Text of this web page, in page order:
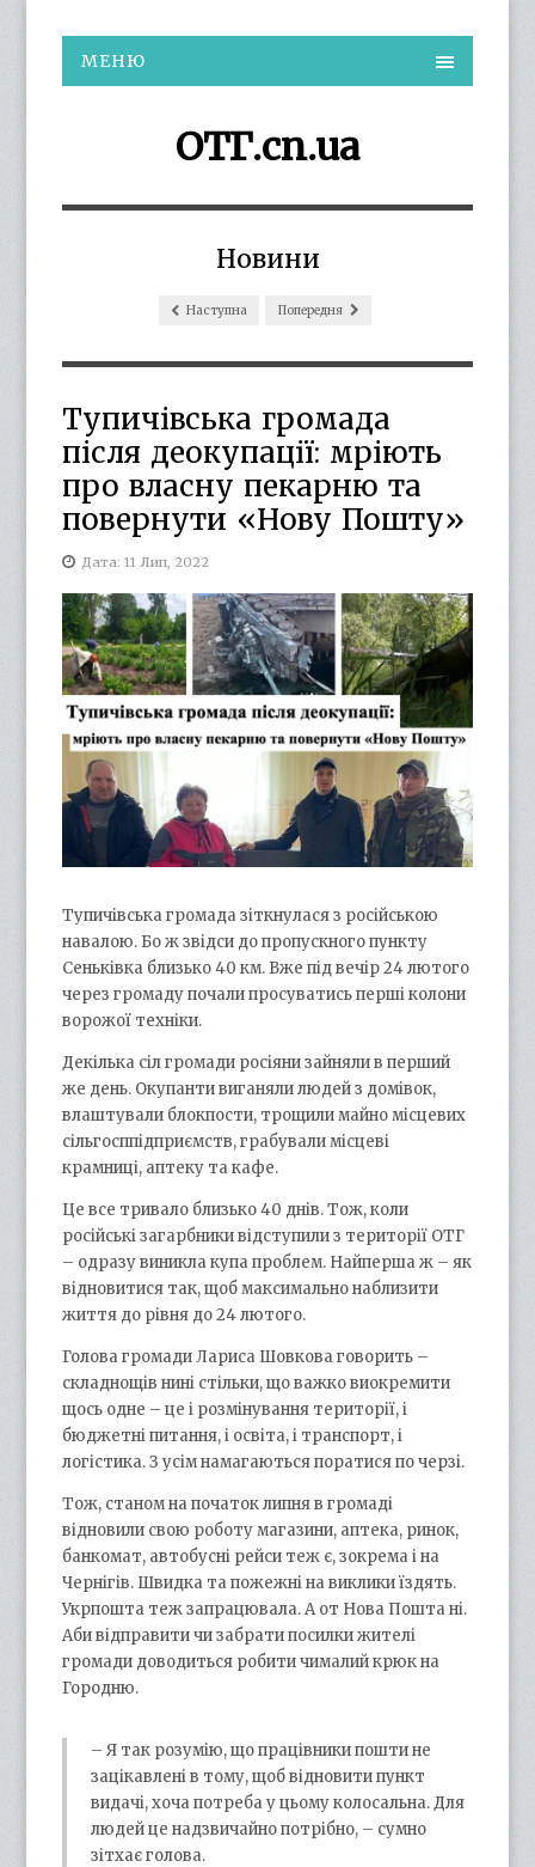
МЕНЮ
ОТГ.cn.ua
Новини
Наступна Попередня
Тупичівська громада
після деокупації: мріють
про власну пекарню та
повернути «Нову Пошту»
Дата: 11 Лип, 2022
Тупичівська громада зіткнулася з російською
навалою. Бо ж звідси до пропускного пункту
Сеньківка близько 40 км. Вже під вечір 24 лютого
через громаду почали просуватись перші колони
ворожої техніки.
Декілька сіл громади росіяни зайняли в перший
же день. Окупанти виганяли людей з домівок,
влаштували блокпости, трощили майно місцевих
сільгосппідприємств, грабували місцеві
крамниці, аптеку та кафе.
Це все тривало близько 40 днів. Тож, коли
російські загарбники відступили з території ОТГ
– одразу виникла купа проблем. Найперша ж – як
відновитися так, щоб максимально наблизити
життя до рівня до 24 лютого.
Голова громади Лариса Шовкова говорить –
складнощів нині стільки, що важко виокремити
щось одне – це і розмінування території, і
бюджетні питання, і освіта, і транспорт, і
логістика. З усім намагаються поратися по черзі.
Тож, станом на початок липня в громаді
відновили свою роботу магазини, аптека, ринок,
банкомат, автобусні рейси теж є, зокрема і на
Чернігів. Швидка та пожежні на виклики їздять.
Укрпошта теж запрацювала. А от Нова Пошта ні.
Аби відправити чи забрати посилки жителі
громади доводиться робити чималий крюк на
Городню.
– Я так розумію, що працівники пошти не
зацікавлені в тому, щоб відновити пункт
видачі, хоча потреба у цьому колосальна. Для
людей це надзвичайно потрібно, – сумно
зітхає голова.